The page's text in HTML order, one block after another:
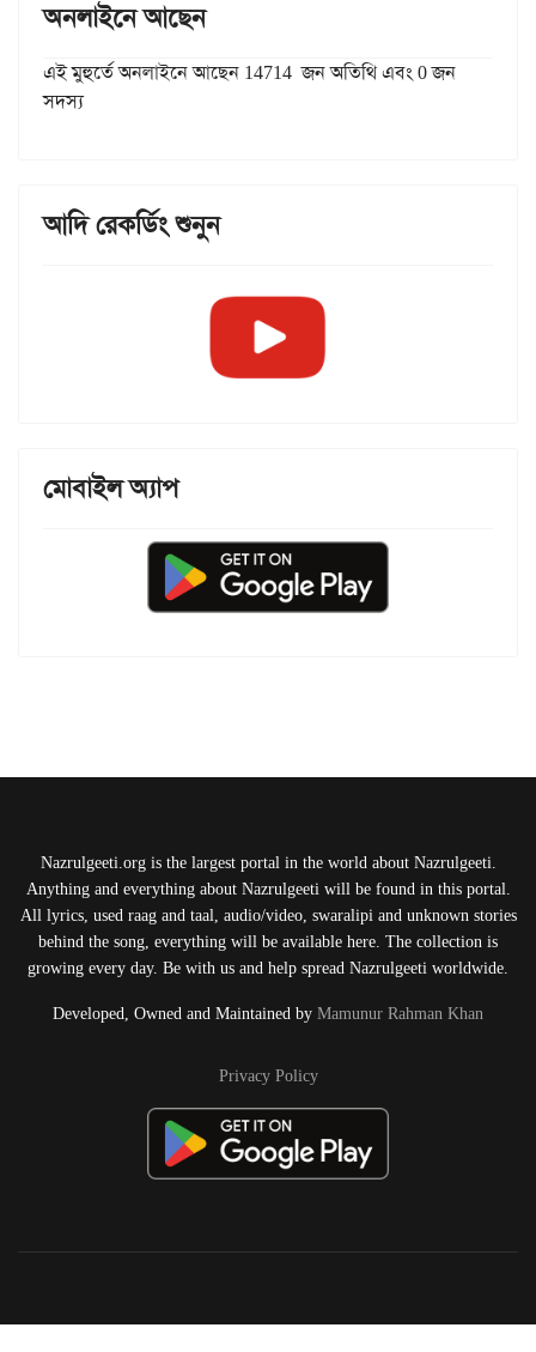
অনলাইনে আছেন
এই মুহুর্তে অনলাইনে আছেন 14714 জন অতিথি এবং 0 জন
সদস্য
আদি রেকর্ডিং শুনুন
মোবাইল অ্যাপ
Nazrulgeeti.org is the largest portal in the world about Nazrulgeeti.
Anything and everything about Nazrulgeeti will be found in this portal.
All lyrics, used raag and taal, audio/video, swaralipi and unknown stories
behind the song, everything will be available here. The collection is
growing every day. Be with us and help spread Nazrulgeeti worldwide.
Developed, Owned and Maintained by Mamunur Rahman Khan
Privacy Policy